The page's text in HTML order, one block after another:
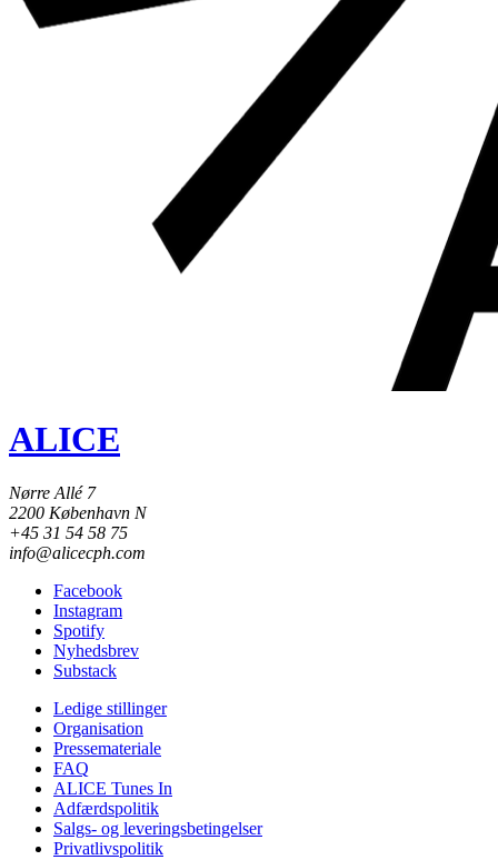
ALICE
Nørre Allé 7
2200 København N
+45 31 54 58 75
info@alicecph.com
Facebook
Instagram
Spotify
Nyhedsbrev
Substack
Ledige stillinger
Organisation
Pressemateriale
FAQ
ALICE Tunes In
Adfærdspolitik
Salgs- og leveringsbetingelser
Privatlivspolitik